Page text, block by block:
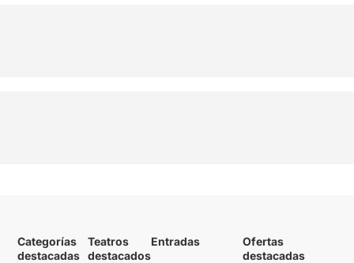
Categorías
destacadas
Teatros
destacados
Entradas
Ofertas
destacadas